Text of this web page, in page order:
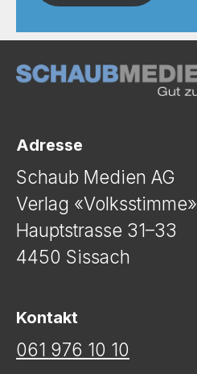
Adresse
Schaub Medien AG
Verlag «Volksstimme»
Hauptstrasse 31–33
4450 Sissach
Kontakt
061 976 10 10